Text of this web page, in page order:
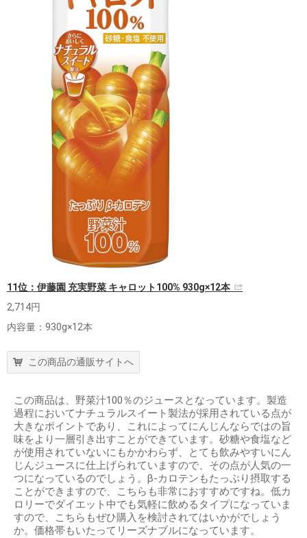
11位：伊藤園 充実野菜 キャロット100% 930g×12本
2,714円
内容量：930g×12本
この商品の通販サイトへ
この商品は、野菜汁100％のジュースとなっています。製造
過程においてナチュラルスイート製法が採用されている点が
大きなポイントであり、これによってにんじんならではの旨
味をより一層引き出すことができています。砂糖や食塩など
が使用されていないにもかかわらず、とても飲みやすいにん
じんジュースに仕上げられていますので、その点が人気の一
つになっているのでしょう。β-カロテンもたっぷり摂取する
ことができますので、こちらも非常におすすめですね。低カ
ロリーでダイエット中でも気軽に飲めるタイプになっていま
すので、こちらもぜひ購入を検討されてはいかがでしょう
か。価格帯もいたってリーズナブルになっています。